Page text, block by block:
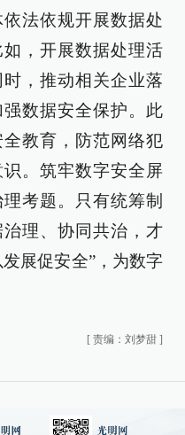
法依规开展数据处
，开展数据处理活
，推动相关企业落
数据安全保护。此
教育，防范网络犯
。筑牢数字安全屏
考题。只有统筹制
理、协同共治，才
展促安全”，为数字
[ 责编：刘梦甜 ]